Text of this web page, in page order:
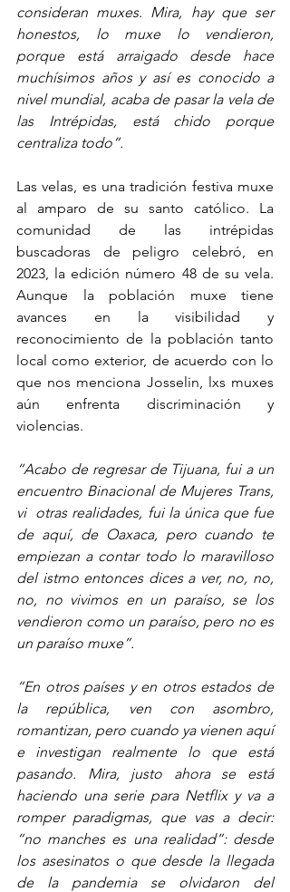
consideran muxes. Mira, hay que ser
honestos, lo muxe lo vendieron,
porque está arraigado desde hace
muchísimos años y así es conocido a
nivel mundial, acaba de pasar la vela de
las Intrépidas, está chido porque
centraliza todo”.
Las velas, es una tradición festiva muxe
al amparo de su santo católico. La
comunidad de las intrépidas
buscadoras de peligro celebró, en
2023, la edición número 48 de su vela.
Aunque la población muxe tiene
avances en la visibilidad y
reconocimiento de la población tanto
local como exterior, de acuerdo con lo
que nos menciona Josselin, lxs muxes
aún enfrenta discriminación y
violencias.
“Acabo de regresar de Tijuana, fui a un
encuentro Binacional de Mujeres Trans,
vi  otras realidades, fui la única que fue
de aquí, de Oaxaca, pero cuando te
empiezan a contar todo lo maravilloso
del istmo entonces dices a ver, no, no,
no, no vivimos en un paraíso, se los
vendieron como un paraíso, pero no es
un paraíso muxe”.
“En otros países y en otros estados de
la república, ven con asombro,
romantizan, pero cuando ya vienen aquí
e investigan realmente lo que está
pasando. Mira, justo ahora se está
haciendo una serie para Netflix y va a
romper paradigmas, que vas a decir:
“no manches es una realidad”: desde
los asesinatos o que desde la llegada
de la pandemia se olvidaron del